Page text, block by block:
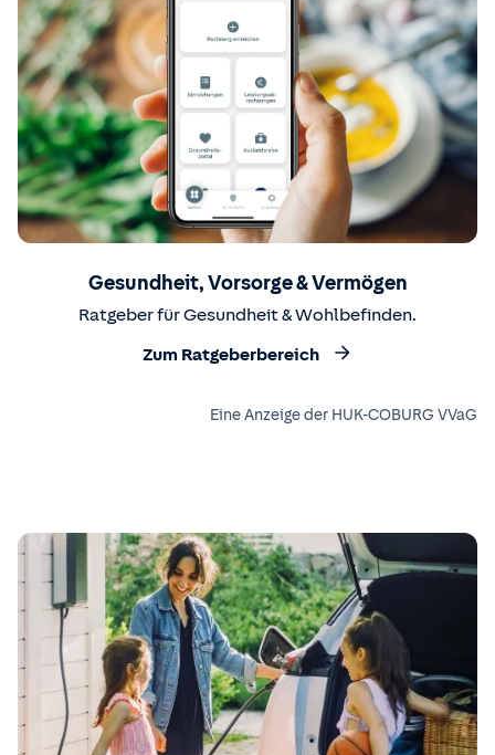
Gesundheit, Vorsorge & Vermögen
Ratgeber für Gesundheit & Wohlbefinden.
Zum Ratgeberbereich
Eine Anzeige der HUK-COBURG VVaG